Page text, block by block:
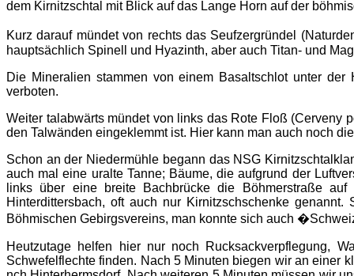
dem Kirnitzschtal mit Blick auf das Lange Horn auf der
Kurz darauf mündet von rechts das Seufzergründel
hauptsächlich Spinell und Hyazinth, aber auch Titan- und
Die Mineralien stammen von einem Basaltschlot unter
verboten.
Weiter talabwärts mündet von links das Rote Floß (Cerveny
den Talwänden eingeklemmt ist. Hier kann man auch noch
Schon an der Niedermühle begann das NSG
auch mal eine uralte Tanne; Bäume, die aufgrund der
links über eine breite Bachbrücke die Böhmerstraße
Hinterdittersbach, oft auch nur Kirnitzschschenke
Böhmischen Gebirgsvereins, man konnte sich auch
Heutzutage helfen hier nur noch Rucksackverpflegung,
Schwefelflechte finden. Nach 5 Minuten biegen wir an einer